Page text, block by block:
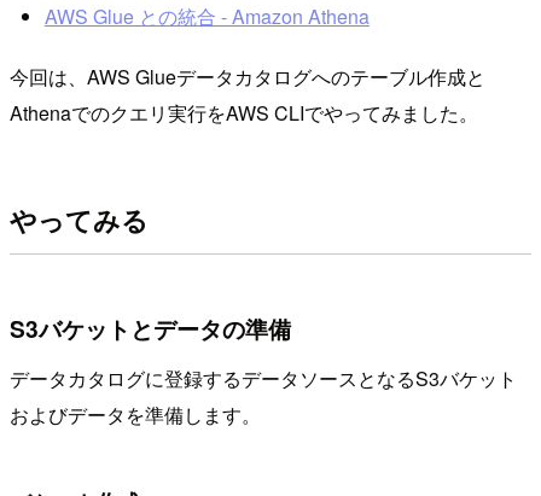
AWS Glue との統合 - Amazon Athena
今回は、AWS Glueデータカタログへのテーブル作成と
Athenaでのクエリ実行をAWS CLIでやってみました。
やってみる
S3バケットとデータの準備
データカタログに登録するデータソースとなるS3バケット
およびデータを準備します。